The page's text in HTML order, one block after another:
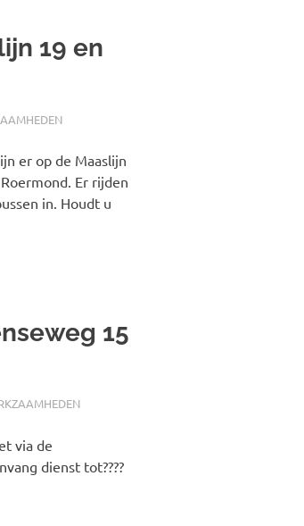
19 en
er op de Maaslijn
Er rijden
in. Houdt u
15
via de
dienst tot????